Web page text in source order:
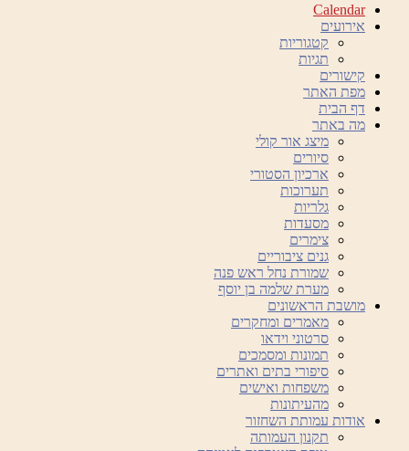
Calendar
אירועים
קטגוריות
תגיות
קישורים
מפת האתר
דף הבית
מה באתר
מיצג אור קולי
סיורים
ארכיון הסטורי
תערוכות
גלריות
מסעדות
צימרים
גנים ציבוריים
שמורת נחל ראש פנה
מערת שלמה בן יוסף
מושבת הראשונים
מאמרים ומחקרים
סרטוני וידאו
תמונות ומסמכים
סיפורי בתים ואתרים
משפחות ואישים
מהעיתונות
אודות עמותת השחזור
תקנון העמותה